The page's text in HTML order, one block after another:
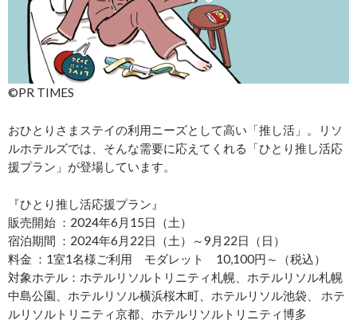
©PR TIMES
おひとりさまステイの利用ニーズとして高い「推し活」。リソ
ルホテルズでは、そんな需要に応えてくれる「ひとり推し活応
援プラン」が登場しています。
『ひとり推し活応援プラン』
販売開始 ：2024年6月15日（土）
宿泊期間 ：2024年6月22日（土）～9月22日（日）
料金 ：1室1名様ご利用 モダレット 10,100円～（税込）
対象ホテル：ホテルリソルトリニティ札幌、ホテルリソル札幌
中島公園、ホテルリソル横浜桜木町、ホテルリソル池袋、 ホテ
ルリソルトリニティ京都、ホテルリソルトリニティ博多